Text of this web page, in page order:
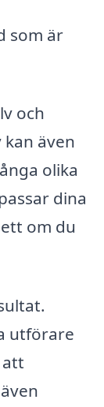
som är
och
även
olika
dina
om du
utförare